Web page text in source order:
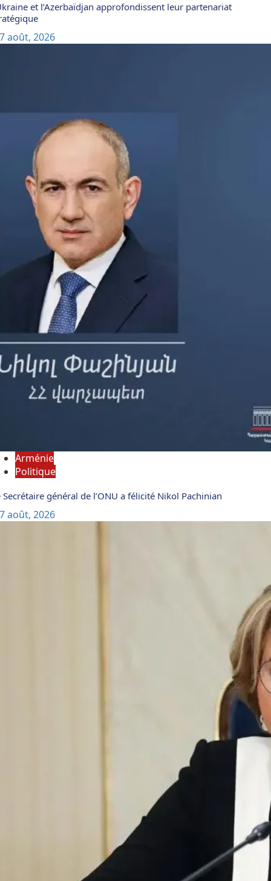
et l’Azerbaïdjan approfondissent leur partenariat
7 août, 2026
Arménie
Politique
Secrétaire général de l’ONU a félicité Nikol Pachinian
7 août, 2026